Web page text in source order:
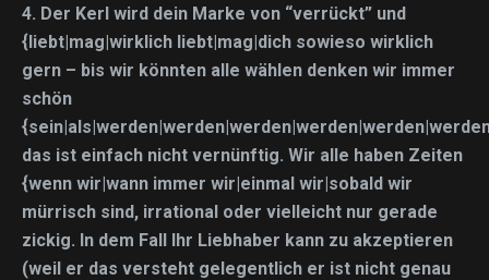
4. Der Kerl wird dein Marke von “verrückt” und
{liebt|mag|wirklich liebt|mag|dich sowieso wirklich
gern – bis wir könnten alle wählen denken wir immer
schön
das ist einfach nicht vernünftig. Wir alle haben Zeiten
{wenn wir|wann immer wir|einmal wir|sobald wir
mürrisch sind, irrational oder vielleicht nur gerade
zickig. In dem Fall Ihr Liebhaber kann zu akzeptieren
(weil er das versteht gelegentlich er ist nicht genau